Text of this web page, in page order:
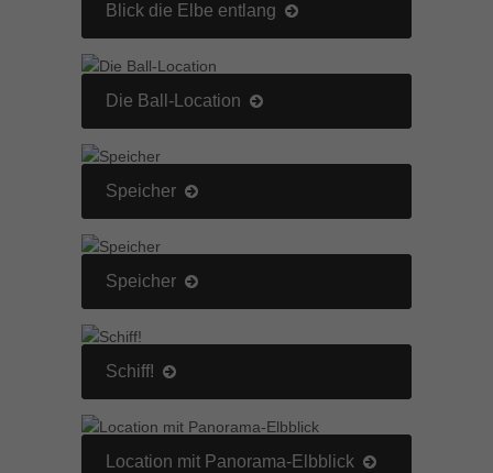
Blick die Elbe entlang
Die Ball-Location
Speicher
Speicher
Schiff!
Location mit Panorama-Elbblick